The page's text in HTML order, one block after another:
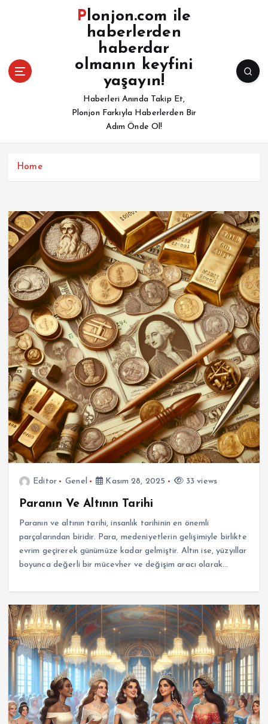
a
Plonjon.com ile
haberlerden
haberdar
olmanın keyfini
yaşayın!
Haberleri Anında Takip Et,
Plonjon Farkıyla Haberlerden Bir
Adım Önde Ol!
Home
Editor Genel Kasım 28, 2025 33 views
Paranın Ve Altının Tarihi
Paranın ve altının tarihi, insanlık tarihinin en önemli
parçalarından biridir. Para, medeniyetlerin gelişimiyle birlikte
evrim geçirerek günümüze kadar gelmiştir. Altın ise, yüzyıllar
boyunca değerli bir mücevher ve değişim aracı olarak…